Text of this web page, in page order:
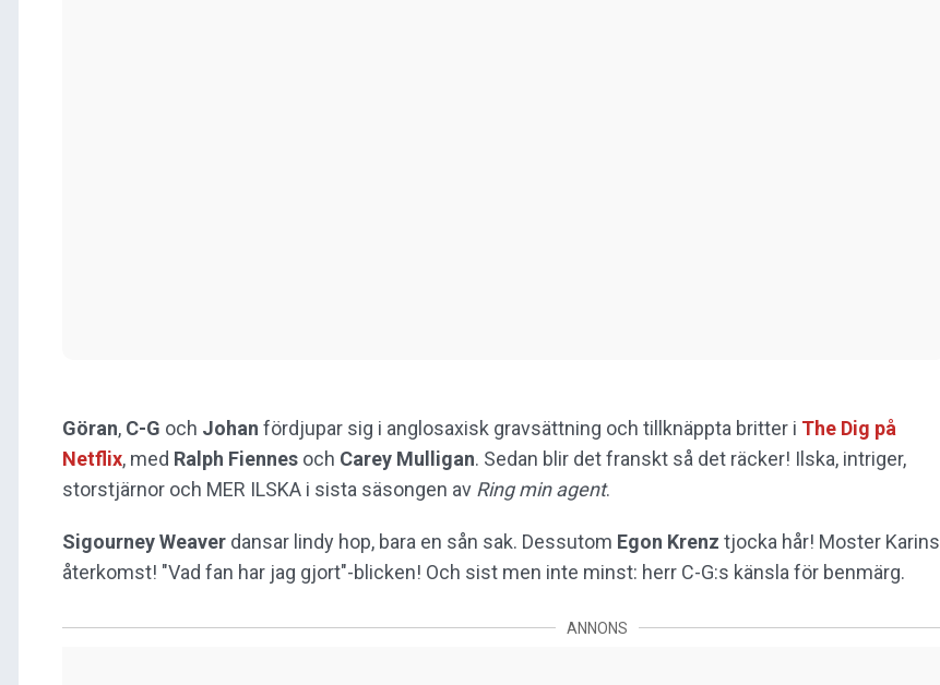
Göran, C-G och Johan fördjupar sig i anglosaxisk gravsättning och tillknäppta britter i The Dig på
Netflix, med Ralph Fiennes och Carey Mulligan. Sedan blir det franskt så det räcker! Ilska, intriger,
storstjärnor och MER ILSKA i sista säsongen av Ring min agent.
Sigourney Weaver dansar lindy hop, bara en sån sak. Dessutom Egon Krenz tjocka hår! Moster Karins
återkomst! "Vad fan har jag gjort"-blicken! Och sist men inte minst: herr C-G:s känsla för benmärg.
ANNONS